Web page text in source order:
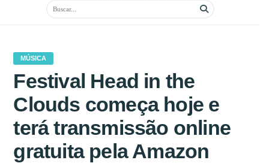
MÚSICA
Festival Head in the
Clouds começa hoje e
terá transmissão online
gratuita pela Amazon